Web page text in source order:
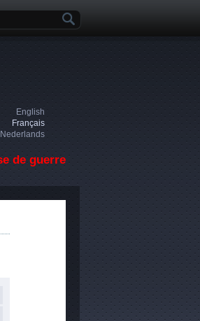
de recherche
English
Français
Nederlands
de guerre